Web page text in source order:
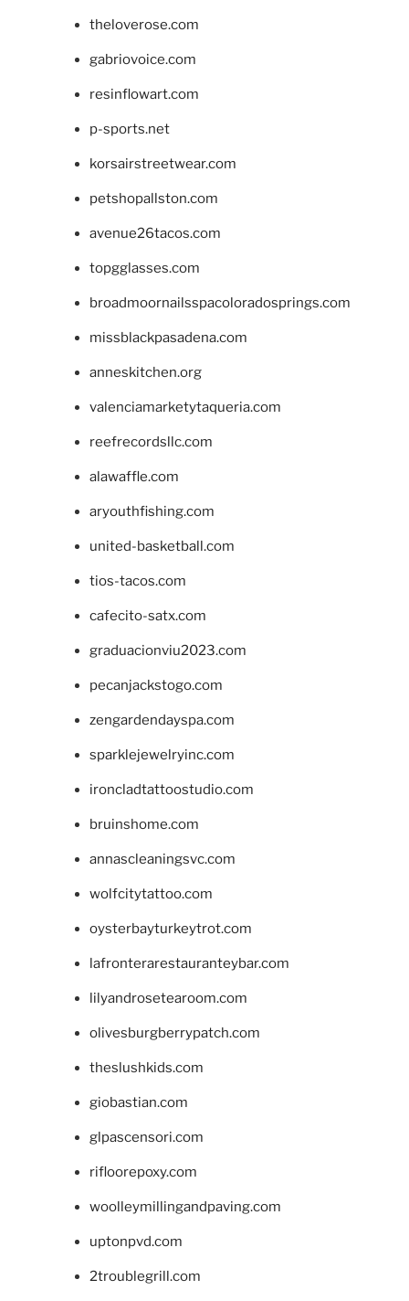
theloverose.com
gabriovoice.com
resinflowart.com
p-sports.net
korsairstreetwear.com
petshopallston.com
avenue26tacos.com
topgglasses.com
broadmoornailsspacoloradosprings.com
missblackpasadena.com
anneskitchen.org
valenciamarketytaqueria.com
reefrecordsllc.com
alawaffle.com
aryouthfishing.com
united-basketball.com
tios-tacos.com
cafecito-satx.com
graduacionviu2023.com
pecanjackstogo.com
zengardendayspa.com
sparklejewelryinc.com
ironcladtattoostudio.com
bruinshome.com
annascleaningsvc.com
wolfcitytattoo.com
oysterbayturkeytrot.com
lafronterarestauranteybar.com
lilyandrosetearoom.com
olivesburgberrypatch.com
theslushkids.com
giobastian.com
glpascensori.com
rifloorepoxy.com
woolleymillingandpaving.com
uptonpvd.com
2troublegrill.com